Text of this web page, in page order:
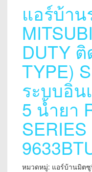
แอร์บ้าน
DUTY
TYPE)
ระบบอิน
5 น้ำยา
หมวดหมู่: แอร์บ้านมิตซู